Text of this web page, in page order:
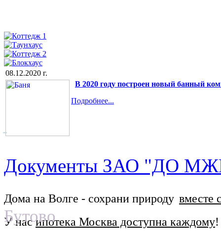
-
Бутово
08.12.2020 г.
В 2020 году построен новый банный
Подробнее...
Документы ЗАО "ДО
Дома на Волге - сохрани природу вместе
У насипотека Москва доступна каждому!